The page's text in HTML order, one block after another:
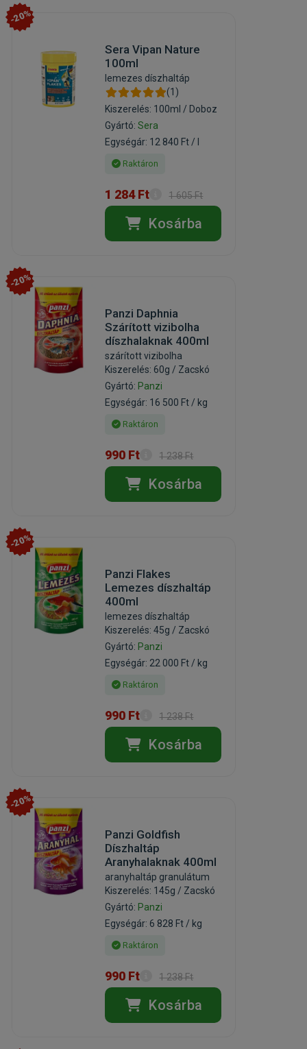
-20%
Sera Vipan Nature
100ml
lemezes díszhaltáp
(1)
Kiszerelés: 100ml / Doboz
Gyártó:Sera
Egységár: 12 840 Ft / l
Raktáron
1 284 Ft 1 605 Ft
Kosárba
-20%
Panzi Daphnia
Szárított vizibolha
díszhalaknak 400ml
szárított vizibolha
Kiszerelés: 60g / Zacskó
Gyártó: Panzi
Egységár: 16 500 Ft / kg
Raktáron
990 Ft 1 238 Ft
Kosárba
-20%
Panzi Flakes
Lemezes díszhaltáp
400ml
lemezes díszhaltáp
Kiszerelés: 45g / Zacskó
Gyártó: Panzi
Egységár: 22 000 Ft / kg
Raktáron
990 Ft 1 238 Ft
Kosárba
-20%
Panzi Goldfish
Díszhaltáp
Aranyhalaknak 400ml
aranyhaltáp granulátum
Kiszerelés: 145g / Zacskó
Gyártó: Panzi
Egységár: 6 828 Ft / kg
Raktáron
990 Ft 1 238 Ft
Kosárba